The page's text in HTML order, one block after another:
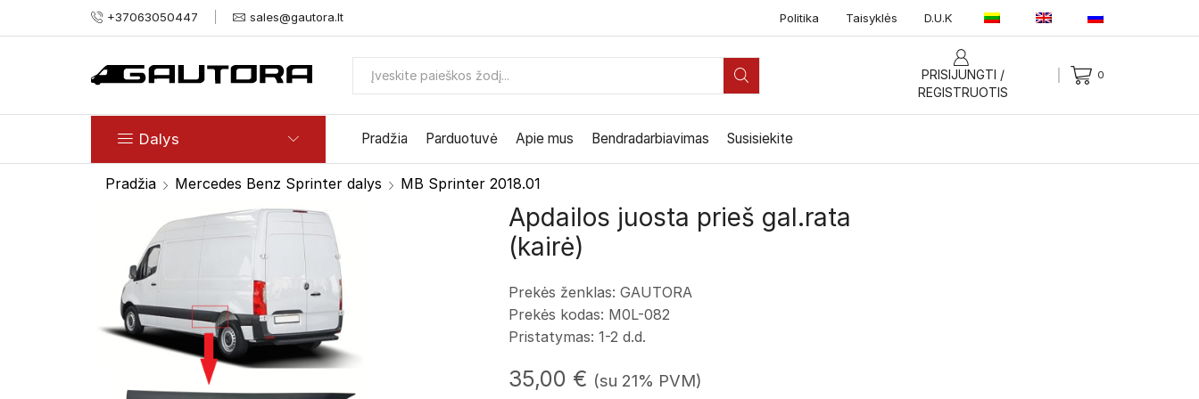
+37063050447 sales@gautora.lt Politika Taisyklės D.U.K
PRISIJUNGTI /
REGISTRUOTIS
0
Dalys Pradžia Parduotuvė Apie mus Bendradarbiavimas Susisiekite
Pradžia Mercedes Benz Sprinter dalys MB Sprinter 2018.01
Apdailos juosta prieš gal.rata
(kairė)
Prekės ženklas: GAUTORA
Prekės kodas: M0L-082
Pristatymas: 1-2 d.d.
35,00 € (su 21% PVM)